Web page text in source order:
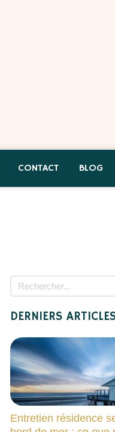
CONTACT BLOG
Rechercher
DERNIERS
Entretien résidence